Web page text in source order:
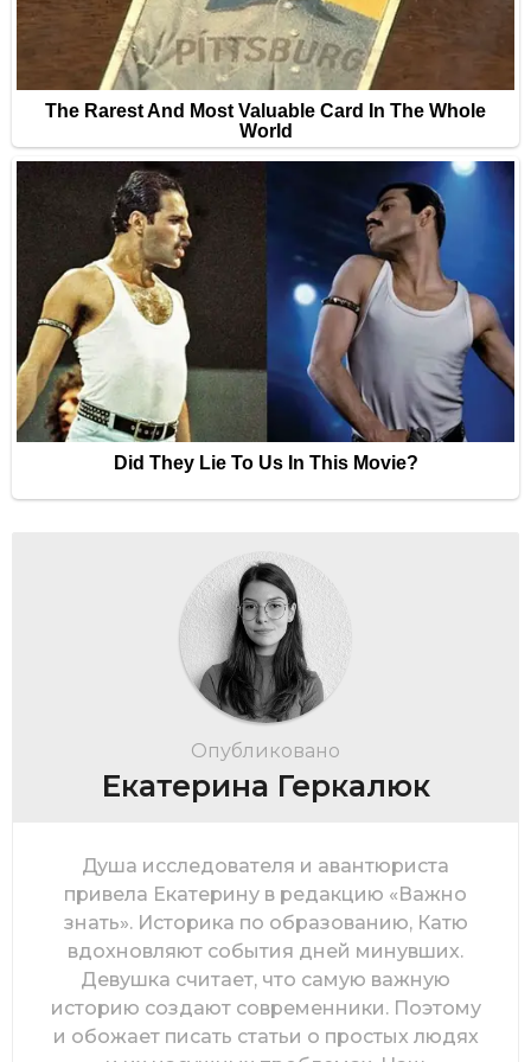
Опубликовано
Екатерина Геркалюк
Душа исследователя и авантюриста
привела Екатерину в редакцию «Важно
знать». Историка по образованию, Катю
вдохновляют события дней минувших.
Девушка считает, что самую важную
историю создают современники. Поэтому
и обожает писать статьи о простых людях